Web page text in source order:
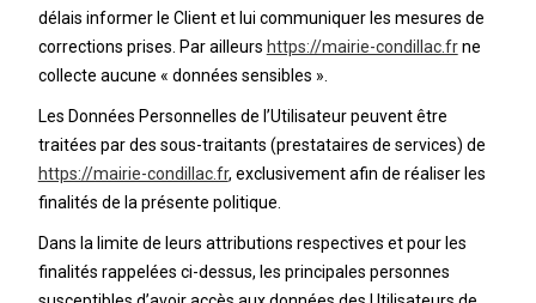
délais informer le Client et lui communiquer les mesures de
corrections prises. Par ailleurs https://mairie-condillac.frne
collecte aucune « données sensibles ».
Les Données Personnelles de l’Utilisateur peuvent être
traitées par des sous-traitants (prestataires de services) de
https://mairie-condillac.fr, exclusivement afin de réaliser les
finalités de la présente politique.
Dans la limite de leurs attributions respectives et pour les
finalités rappelées ci-dessus, les principales personnes